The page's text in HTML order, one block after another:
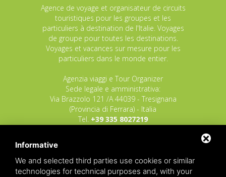
Agence de voyage et organisateur de circuits
touristiques pour les groupes et les
particuliers à destination de l'Italie. Voyages
de groupe pour toutes les destinations.
Voyages et vacances sur mesure pour les
particuliers dans le monde entier.
Agenzia viaggi e Tour Organizer
Sede legale e amministrativa:
Via Brazzolo 121 /A 44039 - Tresignana
(Provincia di Ferrara) - Italia
Tel. +39 335 8027219
POLIZZA RESPONSABILITA' CIVILE REVO N.
OX00020791 valida dal 12/11/2025 al
12/11/2026
Informative
We and selected third parties use cookies or similar
technologies for technical purposes and, with your